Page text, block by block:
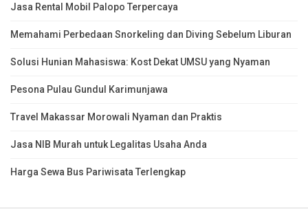
Jasa Rental Mobil Palopo Terpercaya
Memahami Perbedaan Snorkeling dan Diving Sebelum Liburan
Solusi Hunian Mahasiswa: Kost Dekat UMSU yang Nyaman
Pesona Pulau Gundul Karimunjawa
Travel Makassar Morowali Nyaman dan Praktis
Jasa NIB Murah untuk Legalitas Usaha Anda
Harga Sewa Bus Pariwisata Terlengkap